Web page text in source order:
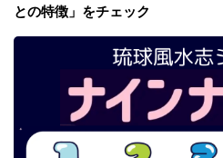
との特徴」をチェック